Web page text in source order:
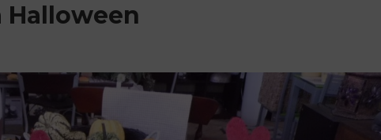
Halloween